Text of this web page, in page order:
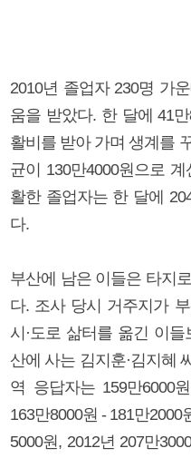
2010년 졸업자 230명 가
움을 받았다. 한 달에 41
활비를 받아 가며 생계를
균이 130만4000원으로
활한 졸업자는 한 달에
다.
부산에 남은 이들은 타지
다. 조사 당시 거주지가
시·도로 삶터를 옮긴 이
산에 사는 김지훈·김지혜
역 응답자는 159만6000
163만8000원 - 181만2000
5000원, 2012년 207만